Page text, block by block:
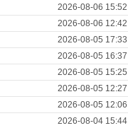
2026-08-06 15:52
2026-08-06 12:42
2026-08-05 17:33
2026-08-05 16:37
2026-08-05 15:25
2026-08-05 12:27
2026-08-05 12:06
2026-08-04 15:44